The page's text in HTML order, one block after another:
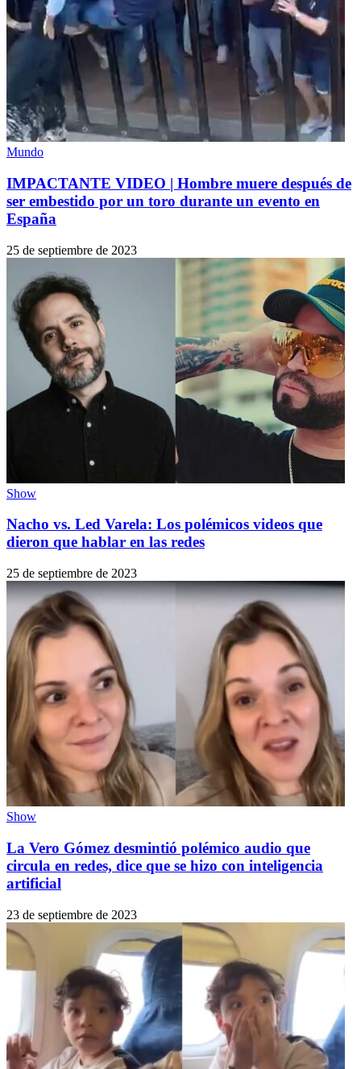
Mundo
IMPACTANTE VIDEO | Hombre muere después de
ser embestido por un toro durante un evento en
España
25 de septiembre de 2023
Show
Nacho vs. Led Varela: Los polémicos videos que
dieron que hablar en las redes
25 de septiembre de 2023
Show
La Vero Gómez desmintió polémico audio que
circula en redes, dice que se hizo con inteligencia
artificial
23 de septiembre de 2023